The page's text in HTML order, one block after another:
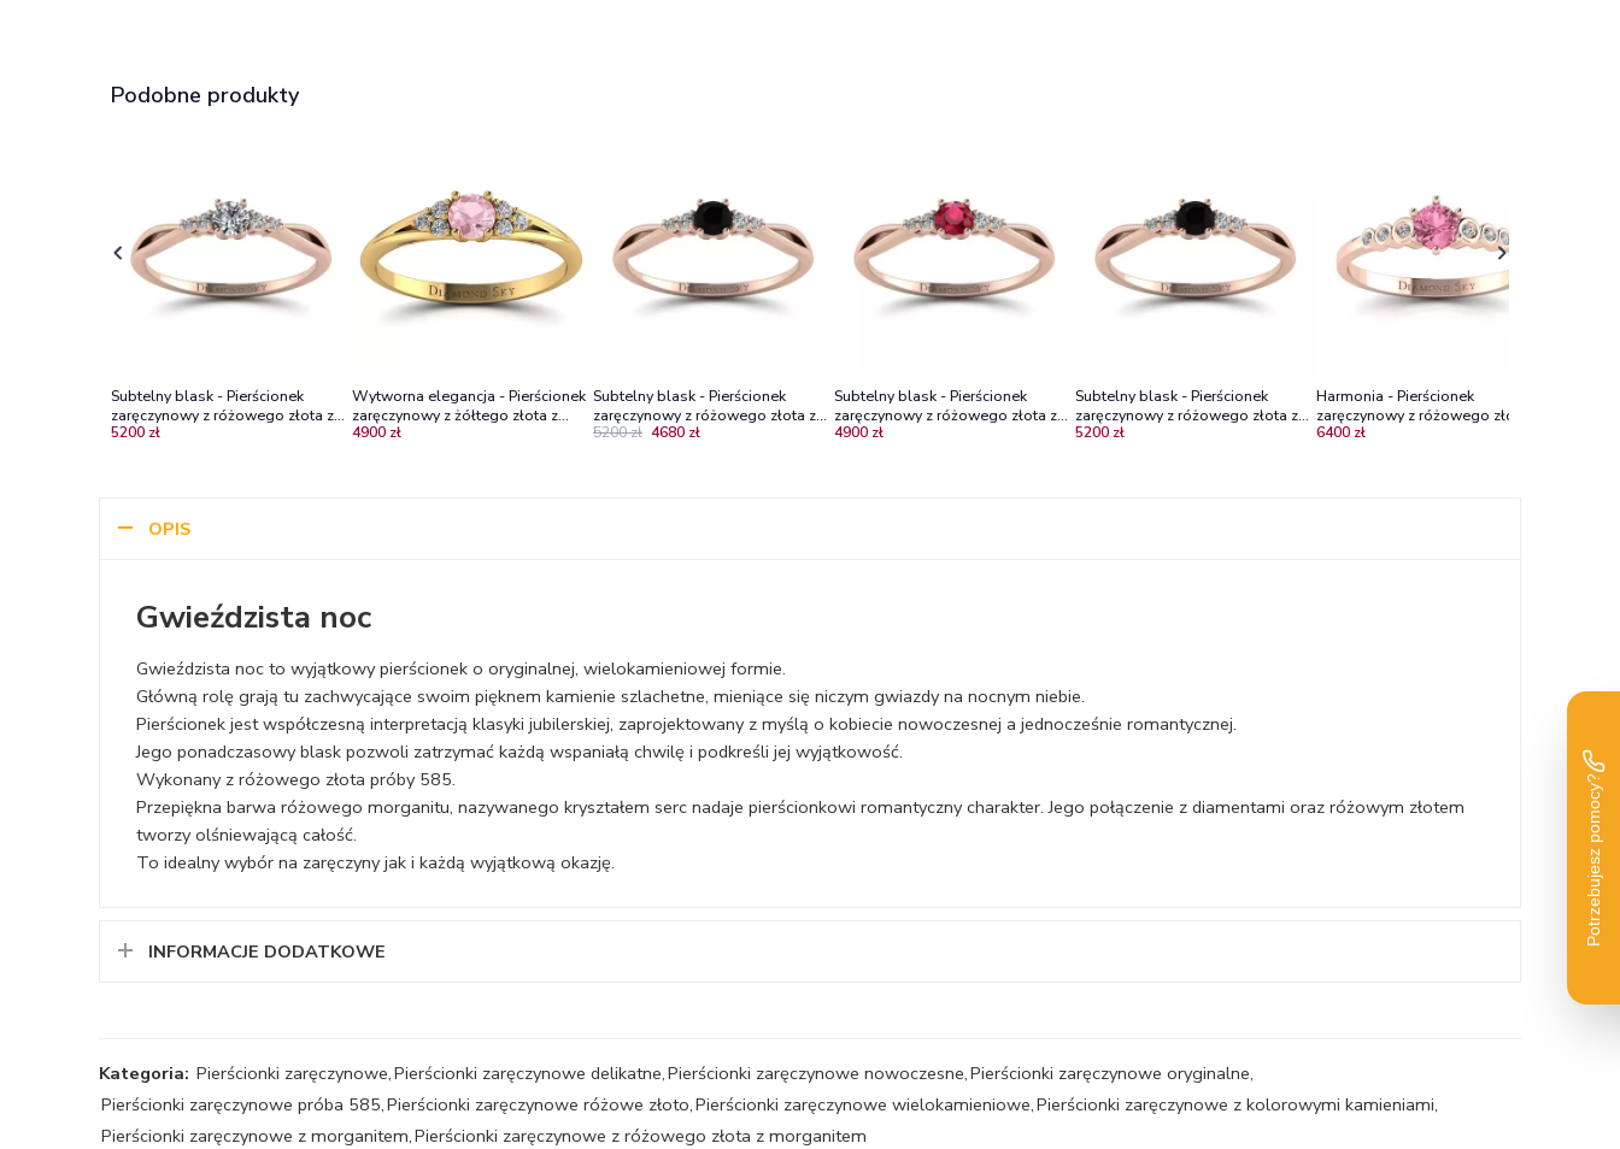
Podobne produkty
Subtelny blask - Pierścionek
zaręczynowy z różowego złota z
diamentami
5200 zł
Wytworna elegancja - Pierścionek
zaręczynowy z żółtego złota z
morganitem i diamentami
4900 zł
Subtelny blask - Pierścionek
zaręczynowy z różowego złota z
czarnym diamentem i brylantami
5200 zł 4680 zł
Subtelny blask - Pierścionek
zaręczynowy z różowego złota z
rubinem i brylantami
4900 zł
Subtelny blask - Pierścionek
zaręczynowy z różowego złota z
czarnym diamentem i brylantami
5200 zł
Harmonia - Pierścionek
zaręczynowy z różowego złota z
różowym szafirem i diamentami
6400 zł
OPIS
Gwieździsta noc
Gwieździsta noc to wyjątkowy pierścionek o oryginalnej, wielokamieniowej formie.
Główną rolę grają tu zachwycające swoim pięknem kamienie szlachetne, mieniące się niczym gwiazdy na nocnym niebie.
Pierścionek jest współczesną interpretacją klasyki jubilerskiej, zaprojektowany z myślą o kobiecie nowoczesnej a jednocześnie romantycznej.
Jego ponadczasowy blask pozwoli zatrzymać każdą wspaniałą chwilę i podkreśli jej wyjątkowość.
Wykonany z różowego złota próby 585.
Przepiękna barwa różowego morganitu, nazywanego kryształem serc nadaje pierścionkowi romantyczny charakter. Jego połączenie z diamentami oraz różowym złotem
tworzy olśniewającą całość.
To idealny wybór na zaręczyny jak i każdą wyjątkową okazję.
INFORMACJE DODATKOWE
Kategoria: Pierścionki zaręczynowe,Pierścionki zaręczynowe delikatne,Pierścionki zaręczynowe nowoczesne,Pierścionki zaręczynowe oryginalne,
Pierścionki zaręczynowe próba 585,Pierścionki zaręczynowe różowe złoto,Pierścionki zaręczynowe wielokamieniowe,Pierścionki zaręczynowe z kolorowymi kamieniami,
Pierścionki zaręczynowe z morganitem,Pierścionki zaręczynowe z różowego złota z morganitem